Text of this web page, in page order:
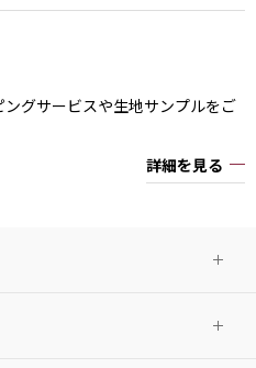
グサービスや生地サンプルをご
詳細を見る